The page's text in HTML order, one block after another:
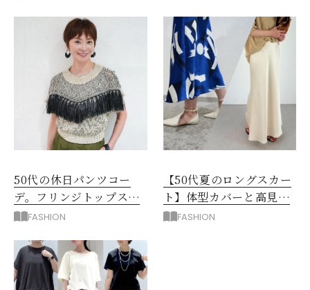
50代の休日パンツコー
デ。フリンジトップスを
主役に洗練アースカラー
FASHION
【50代夏のロングスカー
ト】体型カバーと高見え
を叶える4コーデ
FASHION